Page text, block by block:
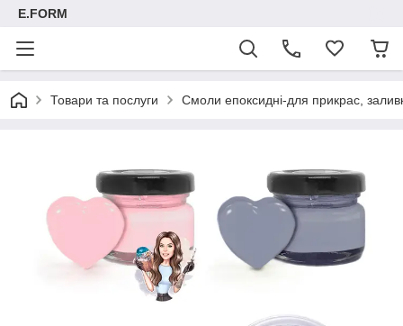
E.FORM
Товари та послуги Смоли епоксидні-для прикрас,